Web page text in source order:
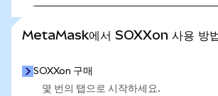
MetaMask에서 SOXXon 사용 방
SOXXon 구매
몇 번의 탭으로 시작하세요.